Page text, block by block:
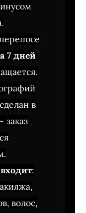
7 дней
в
- заказ
:
волос,